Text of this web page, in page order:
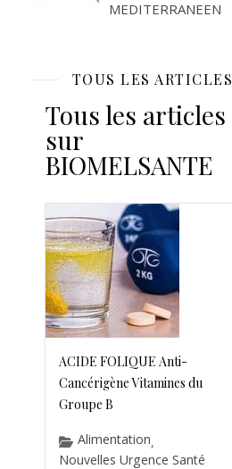
MEDITERRANEEN
TOUS LES ARTICLES
Tous les articles
sur
BIOMELSANTE
ACIDE FOLIQUE Anti-
Cancérigène Vitamines du
Groupe B
Alimentation,
Nouvelles Urgence Santé